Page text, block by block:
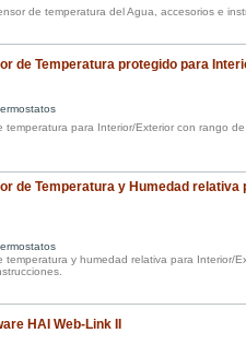
de temperatura del Agua, accesorios e
de Temperatura protegido para
temperatura para Interior/Exterior con rango
de Temperatura y Humedad relativa
temperatura y humedad relativa para Interior/
HAI Web-Link II